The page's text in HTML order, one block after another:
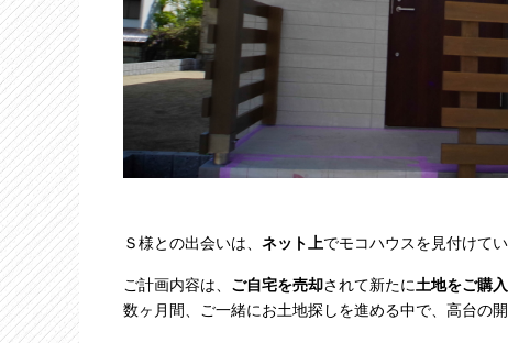
Ｓ様との出会いは、 ネット上でモコハウスを見付けて
ご計画内容は、 ご自宅を売却されて新たに土地をご購入
数ヶ月間、ご一緒にお土地探しを進める中で、高台の